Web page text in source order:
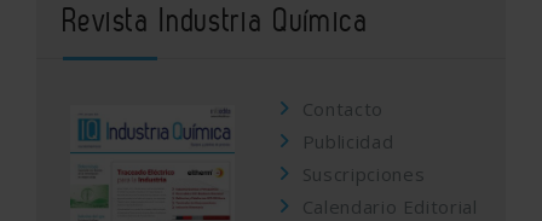
Revista Industria Química
Contacto
Publicidad
Suscripciones
Calendario Editorial